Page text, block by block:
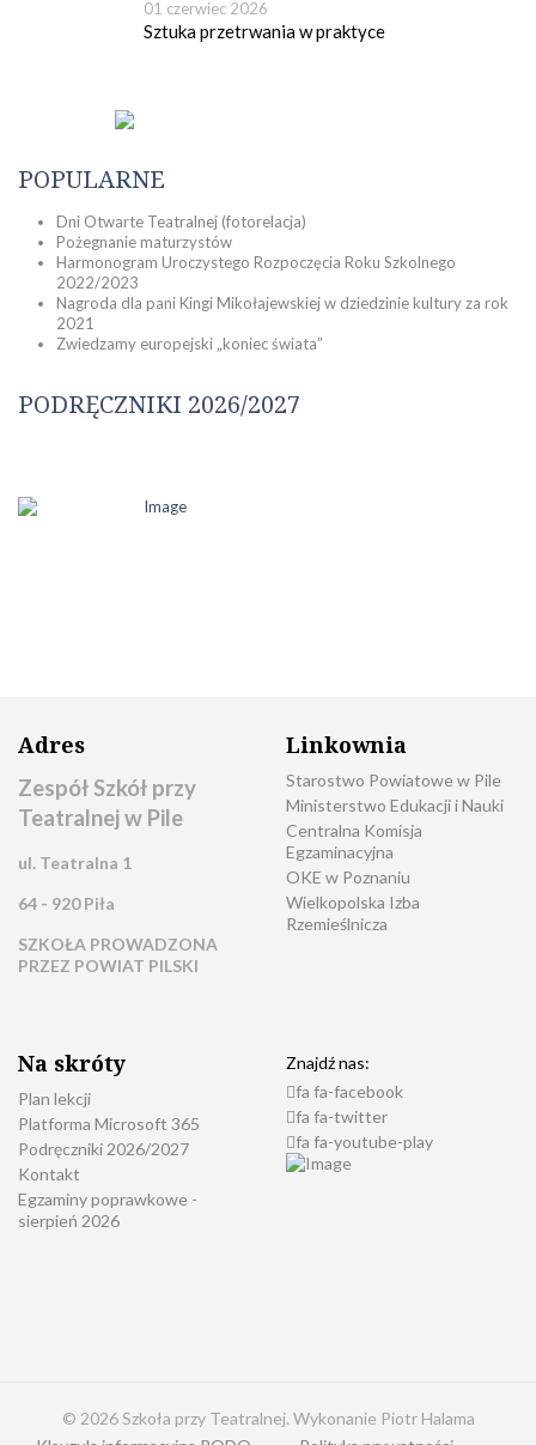
01 czerwiec 2026
Sztuka przetrwania w praktyce
POPULARNE
Dni Otwarte Teatralnej (fotorelacja)
Pożegnanie maturzystów
Harmonogram Uroczystego Rozpoczęcia Roku Szkolnego
2022/2023
Nagroda dla pani Kingi Mikołajewskiej w dziedzinie kultury za rok
2021
Zwiedzamy europejski „koniec świata”
PODRĘCZNIKI 2026/2027
Adres
Zespół Szkół przy
Teatralnej w Pile
ul. Teatralna 1
64 - 920 Piła
SZKOŁA PROWADZONA
PRZEZ POWIAT PILSKI
Linkownia
Starostwo Powiatowe w Pile
Ministerstwo Edukacji i Nauki
Centralna Komisja
Egzaminacyjna
OKE w Poznaniu
Wielkopolska Izba
Rzemieślnicza
Na skróty
Plan lekcji
Platforma Microsoft 365
Podręczniki 2026/2027
Kontakt
Egzaminy poprawkowe -
sierpień 2026
Znajdź nas:
fa fa-facebook
fa fa-twitter
fa fa-youtube-play
© 2026 Szkoła przy Teatralnej. Wykonanie Piotr Halama